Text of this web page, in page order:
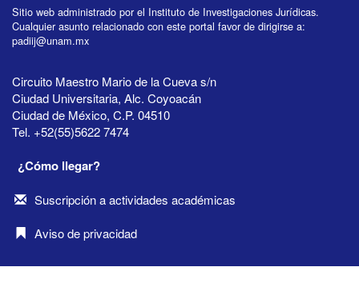
Sitio web administrado por el Instituto de Investigaciones Jurídicas.
Cualquier asunto relacionado con este portal favor de dirigirse a:
padiij@unam.mx
Circuito Maestro Mario de la Cueva s/n
Ciudad Universitaria, Alc. Coyoacán
Ciudad de México, C.P. 04510
Tel. +52(55)5622 7474
¿Cómo llegar?
Suscripción a actividades académicas
Aviso de privacidad